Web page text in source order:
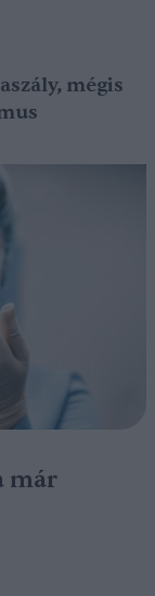
mégis
már